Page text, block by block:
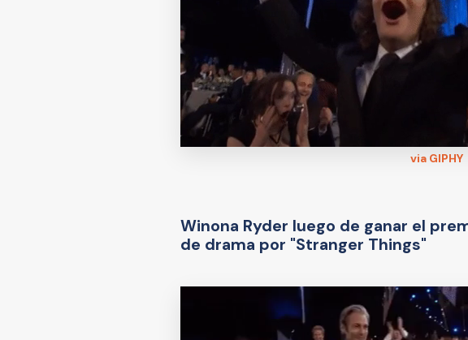
via GIPHY
Winona Ryder luego de ganar el
de drama por "Stranger Things"